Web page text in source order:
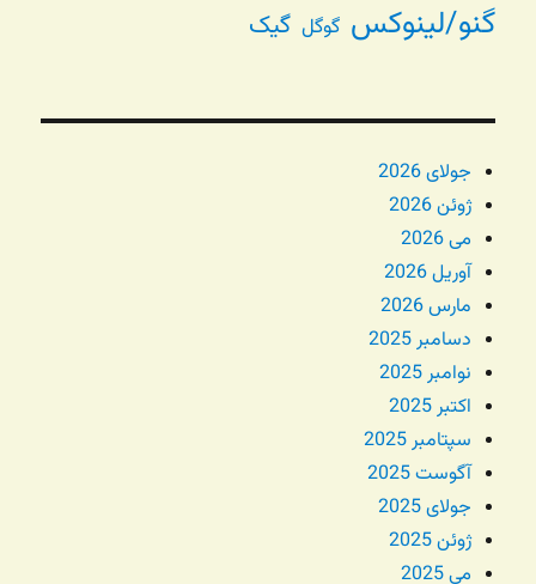
گنو/لینوکس گوگل گیک
جولای 2026
ژوئن 2026
می 2026
آوریل 2026
مارس 2026
دسامبر 2025
نوامبر 2025
اکتبر 2025
سپتامبر 2025
آگوست 2025
جولای 2025
ژوئن 2025
می 2025